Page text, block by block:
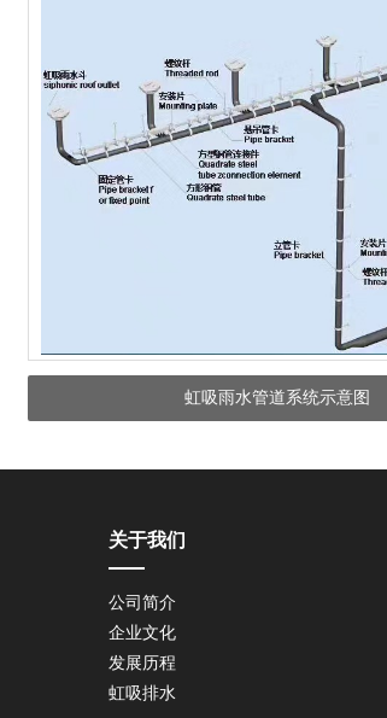
虹吸雨水管道系统示意图
关于我们
公司简介
企业文化
发展历程
虹吸排水